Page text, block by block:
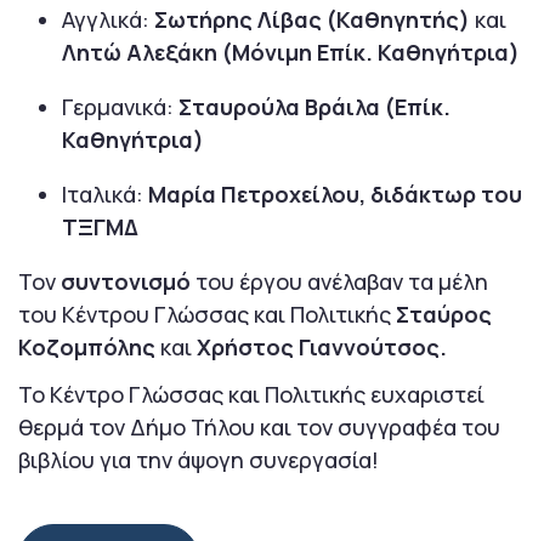
Αγγλικά: Σωτήρης Λίβας (Καθηγητής) και
Λητώ Αλεξάκη (Μόνιμη Επίκ. Καθηγήτρια)
Γερμανικά: Σταυρούλα Βράιλα (Επίκ.
Καθηγήτρια)
Ιταλικά: Μαρία Πετροχείλου, διδάκτωρ του
ΤΞΓΜΔ
Τον συντονισμό του έργου ανέλαβαν τα μέλη
του Κέντρου Γλώσσας και Πολιτικής Σταύρος
Κοζομπόλης καιΧρήστος Γιαννούτσος.
Το Κέντρο Γλώσσας και Πολιτικής ευχαριστεί
θερμά τον Δήμο Τήλου και τον συγγραφέα του
βιβλίου για την άψογη συνεργασία!